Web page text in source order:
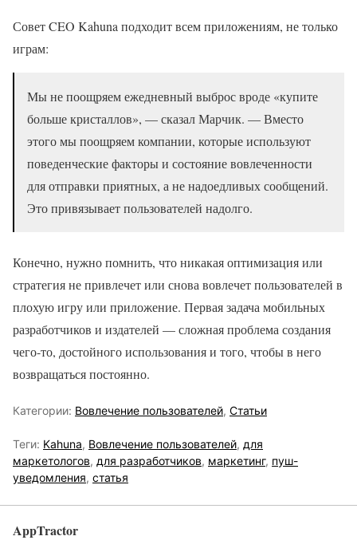
Совет CEO Kahuna подходит всем приложениям, не только
играм:
Мы не поощряем ежедневный выброс вроде «купите
больше кристаллов», — сказал Марчик. — Вместо
этого мы поощряем компании, которые используют
поведенческие факторы и состояние вовлеченности
для отправки приятных, а не надоедливых сообщений.
Это привязывает пользователей надолго.
Конечно, нужно помнить, что никакая оптимизация или
стратегия не привлечет или снова вовлечет пользователей в
плохую игру или приложение. Первая задача мобильных
разработчиков и издателей — сложная проблема создания
чего-то, достойного использования и того, чтобы в него
возвращаться постоянно.
Категории: Вовлечение пользователей, Статьи
Теги: Kahuna, Вовлечение пользователей, для
маркетологов, для разработчиков, маркетинг, пуш-
уведомления, статья
AppTractor